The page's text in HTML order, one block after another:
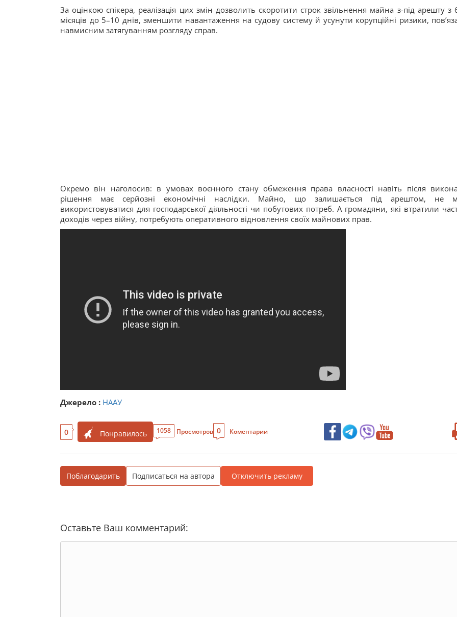
За оцінкою спікера, реалізація цих змін дозволить скоротити строк звільнення майна з-під арешту з
місяців до 5–10 днів, зменшити навантаження на судову систему й усунути корупційні ризики,
навмисним затягуванням розгляду справ.
Окремо він наголосив: в умовах воєнного стану обмеження права власності навіть після
рішення має серйозні економічні наслідки. Майно, що залишається під арештом, не
використовуватися для господарської діяльності чи побутових потреб. А громадяни, які втратили
доходів через війну, потребують оперативного відновлення своїх майнових прав.
Джерело : НААУ
0 Понравилось 1058 Просмотров 0 Коментарии
Поблагодарить Подписаться на автора Отключить рекламу
Оставьте Ваш комментарий: